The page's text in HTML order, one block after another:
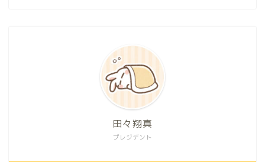
プレジデント
田々翔真